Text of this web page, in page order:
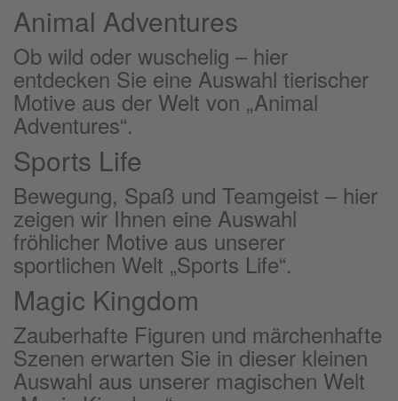
Animal Adventures
Ob wild oder wuschelig – hier
entdecken Sie eine Auswahl tierischer
Motive aus der Welt von „Animal
Adventures“.
Sports Life
Bewegung, Spaß und Teamgeist – hier
zeigen wir Ihnen eine Auswahl
fröhlicher Motive aus unserer
sportlichen Welt „Sports Life“.
Magic Kingdom
Zauberhafte Figuren und märchenhafte
Szenen erwarten Sie in dieser kleinen
Auswahl aus unserer magischen Welt